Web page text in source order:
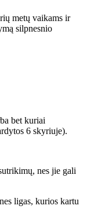
metų vaikams ir
silpnesnio
bet kuriai
6 skyriuje).
nes jie gali
ligas, kurios kartu